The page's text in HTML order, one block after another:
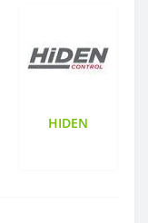
HIDEN